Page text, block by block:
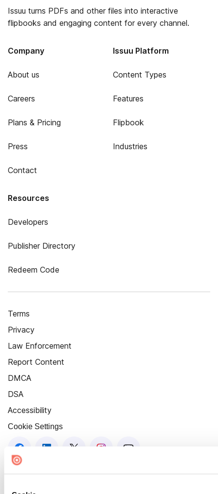
Issuu turns PDFs and other files into interactive
flipbooks and engaging content for every channel.
Company
About us
Careers
Plans & Pricing
Press
Contact
Issuu Platform
Content Types
Features
Flipbook
Industries
Resources
Developers
Publisher Directory
Redeem Code
Terms
Privacy
Law Enforcement
Report Content
DMCA
DSA
Accessibility
Cookie Settings